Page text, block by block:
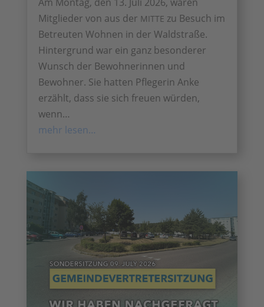
Mitglieder von aus der MITTE zu Besuch im
Betreuten Wohnen in der Waldstraße.
Hintergrund war ein ganz besonderer
Wunsch der Bewohnerinnen und
Bewohner. Sie hatten Pflegerin Anke
erzählt, dass sie sich freuen würden,
wenn…
mehr lesen…